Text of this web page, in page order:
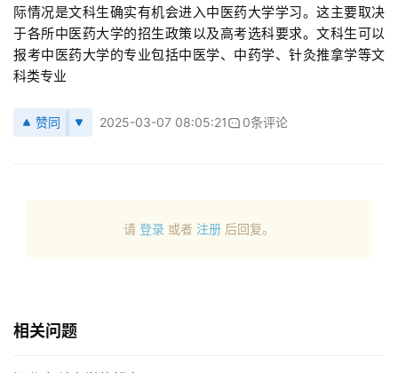
际情况是文科生确实有机会进入中医药大学学习。这主要取决
于各所中医药大学的招生政策以及高考选科要求。文科生可以
报考中医药大学的专业包括中医学、中药学、针灸推拿学等文
科类专业
赞同 2025-03-07 08:05:21 0条评论
请 登录 或者 注册 后回复。
相关问题